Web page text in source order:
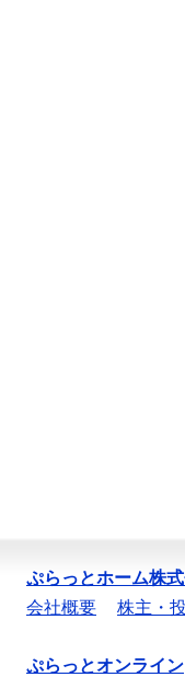
ぷらっとホーム株
会社概要
株主・
ぷらっとオンライン